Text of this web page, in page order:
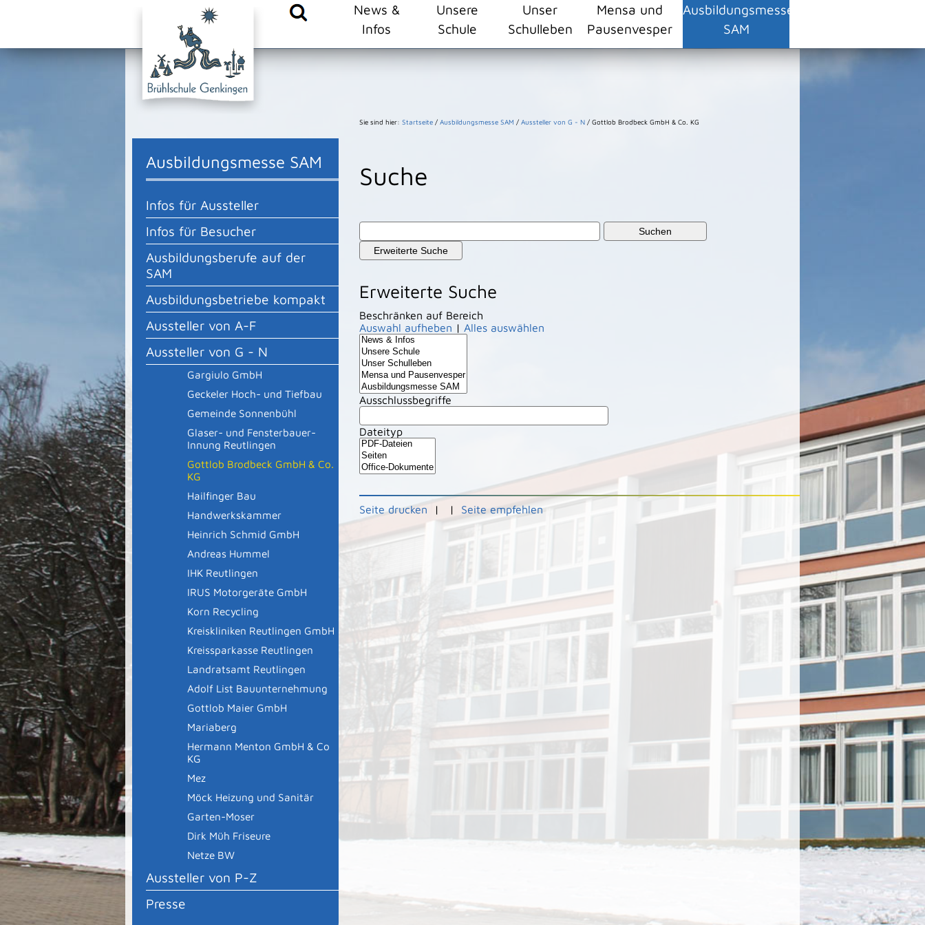
{comm.append("head.stylesheet.urls", "/site/Sonnenbuehl-Bruehlschule/resourceCached/24.2.0/css/master.css")}
News &
Infos
Unsere
Schule
Unser
Schulleben
Mensa und
Pausenvesper
Ausbildungsmesse
SAM
Ausbildungsmesse SAM
Infos für Aussteller
Infos für Besucher
Ausbildungsberufe auf der
SAM
Ausbildungsbetriebe kompakt
Aussteller von A-F
Aussteller von G - N
Gargiulo GmbH
Geckeler Hoch- und Tiefbau
Gemeinde Sonnenbühl
Glaser- und Fensterbauer-
Innung Reutlingen
Gottlob Brodbeck GmbH & Co.
KG
Hailfinger Bau
Handwerkskammer
Heinrich Schmid GmbH
Andreas Hummel
IHK Reutlingen
IRUS Motorgeräte GmbH
Korn Recycling
Kreiskliniken Reutlingen GmbH
Kreissparkasse Reutlingen
Landratsamt Reutlingen
Adolf List Bauunternehmung
Gottlob Maier GmbH
Mariaberg
Hermann Menton GmbH & Co
KG
Mez
Möck Heizung und Sanitär
Garten-Moser
Dirk Müh Friseure
Netze BW
Aussteller von P-Z
Presse
Sie sind hier: Startseite / Ausbildungsmesse SAM / Aussteller von G - N / Gottlob Brodbeck GmbH & Co. KG
Suche
Suchen
Erweiterte Suche
Erweiterte Suche
Beschränken auf Bereich
Auswahl aufheben | Alles auswählen
Ausschlussbegriffe
Dateityp
Seite drucken | | Seite empfehlen